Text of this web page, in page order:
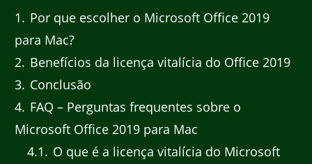
1
Por que escolher o Microsoft Office 2019
para Mac?
2 Benefícios da licença vitalícia do Office 2019
3 Conclusão
4 FAQ – Perguntas frequentes sobre o
Microsoft Office 2019 para Mac
4.1
O que é a licença vitalícia do Microsoft